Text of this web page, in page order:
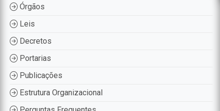
Órgãos
Leis
Decretos
Portarias
Publicações
Estrutura Organizacional